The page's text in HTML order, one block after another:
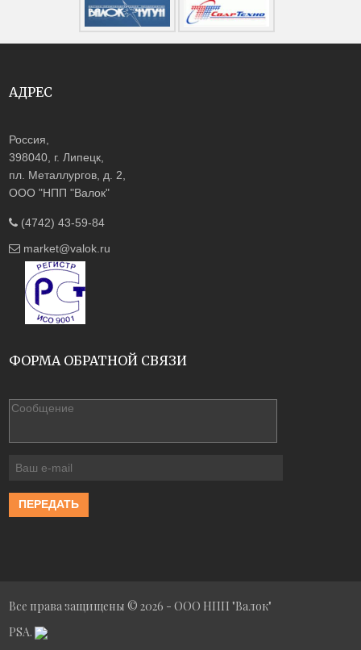
АДРЕС
Россия,
398040, г. Липецк,
пл. Металлургов, д. 2,
ООО "НПП "Валок"
(4742) 43-59-84
market@valok.ru
ФОРМА ОБРАТНОЙ СВЯЗИ
ПЕРЕДАТЬ
Все права защищены © 2026 - ООО НПП "Валок"
PSA.